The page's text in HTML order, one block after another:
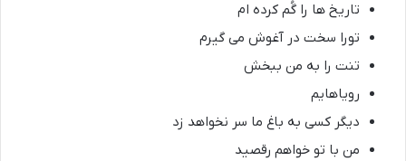
تاریخ ها را گُم کرده ام
تورا سخت در آغوش می گیرم
تنت را به من ببخش
رویاهایم
دیگر کسی به باغ ما سر نخواهد زد
من با تو خواهم رقصید